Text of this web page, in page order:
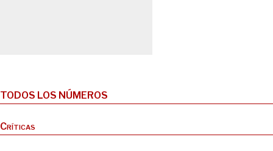
TODOS LOS NÚMEROS
Críticas